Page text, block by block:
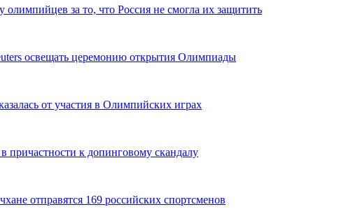
за то, что Россия не смогла их защитить
освещать церемонию открытия Олимпиады
от участия в Олимпийских играх
причастности к допинговому скандалу
отправятся 169 российских спортсменов